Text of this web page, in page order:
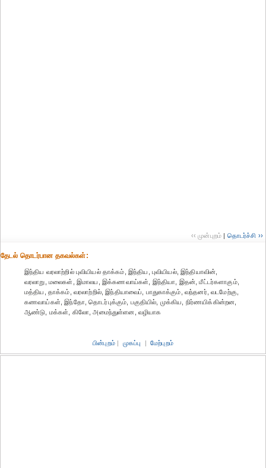
‹‹ முன்புறம் | தொடர்ச்சி ››
தேட‌ல் தொட‌ர்பான தகவ‌ல்க‌ள்:
இந்திய வரலாற்றில் புவியியல் தாக்கம், இந்திய, புவியியல், இந்தியாவின்,
வரலாறு, மலைகள், இமாலய, இக்கணவாய்கள், இந்தியா, இதன், மீட்டர்களாகும்,
மத்திய, தாக்கம், வரலாற்றில், இந்தியாவைப், பாதுகாக்கும், வந்தனர், வடமேற்கு,
கணவாய்கள், இந்தோ, தொடர்புக்கும், பகுதியில், முக்கிய, நிர்ணயிக்கின்றன,
ஆண்டு, மக்கள், கிலோ, அமைந்துள்ளன, வழியாக
பின்புறம் | முகப்பு | மேற்புறம்